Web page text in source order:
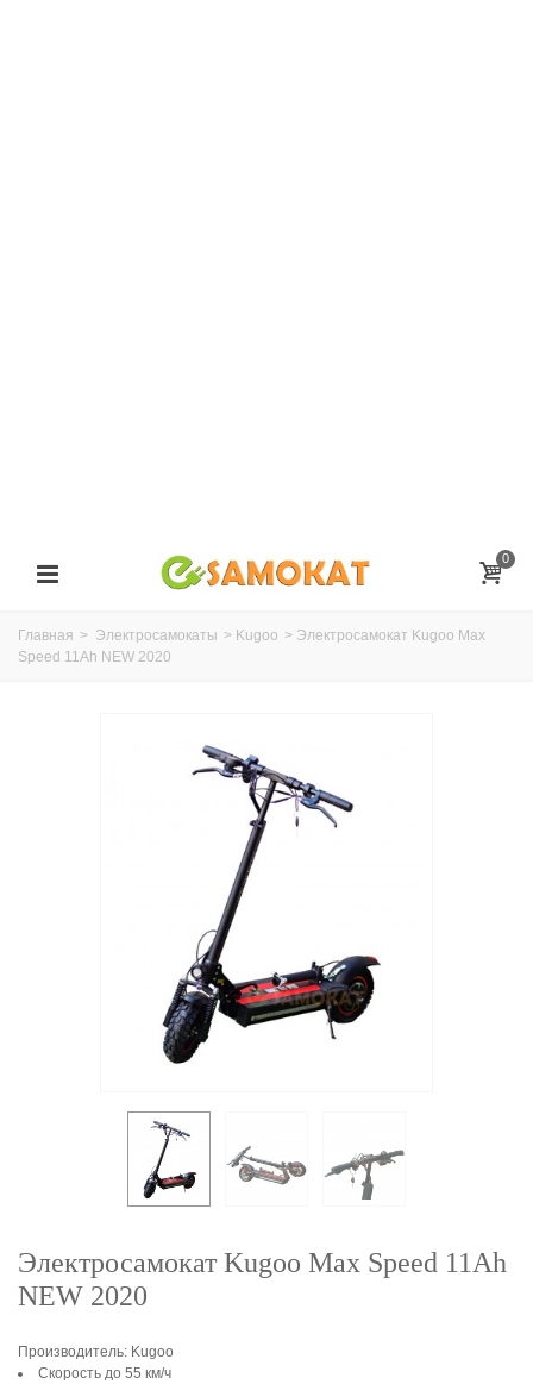
0
Главная > Электросамокаты > Kugoo > Электросамокат Kugoo Max
Speed 11Ah NEW 2020
Электросамокат Kugoo Max Speed 11Ah
NEW 2020
Производитель: Kugoo
Скорость до 55 км/ч